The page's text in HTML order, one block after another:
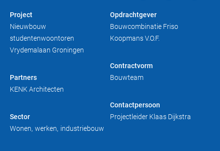
Duurzaam bouwen
Toelevering
Friso magazine
Project
Nieuwbouw
studentenwoontoren
Vrydemalaan Groningen
Partners
KENK Architecten
Sector
Wonen werken industriebouw
Opdrachtgever
Bouwcombinatie Friso
Koopmans V.O.F.
Contractvorm
Bouwteam
Contactpersoon
Projectleider Klaas Dijkstra